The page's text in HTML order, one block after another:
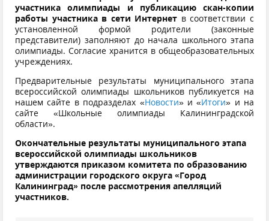
участника олимпиады и публикацию скан-копии
работы участника в сети Интернет в соответствии с
установленной формой родители (законные
представители) заполняют до начала школьного этапа
олимпиады. Согласие хранится в общеобразовательных
учреждениях.
Предварительные результаты муниципального этапа
всероссийской олимпиады школьников публикуется на
нашем сайте в подразделах «Новости» и «Итоги» и на
сайте «Школьные олимпиады Калининградской
области».
Окончательные результаты муниципального этапа
всероссийской олимпиады школьников
утверждаются приказом комитета по образованию
администрации городского округа «Город
Калининград» после рассмотрения апелляций
участников.